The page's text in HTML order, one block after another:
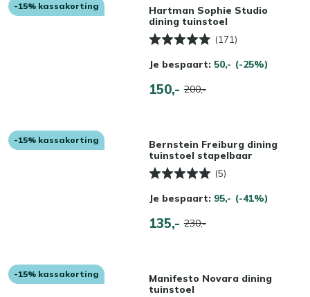
-15% kassakorting
Hartman Sophie Studio
dining tuinstoel
(171)
Je bespaart: 50,- (-25%)
150,- 200,-
-15% kassakorting
Bernstein Freiburg dining
tuinstoel stapelbaar
(5)
Je bespaart: 95,- (-41%)
135,- 230,-
-15% kassakorting
Manifesto Novara dining
tuinstoel